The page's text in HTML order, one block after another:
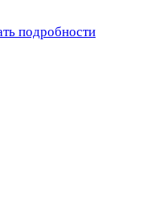
подробности